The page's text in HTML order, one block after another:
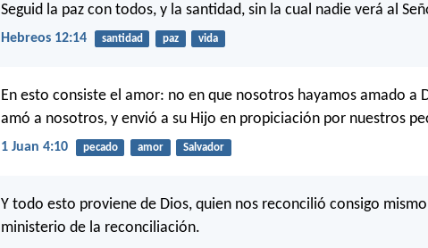
Seguid la paz con todos, y la santidad, sin la cual nadie verá al
Hebreos 12:14 santidad paz vida
En esto consiste el amor: no en que nosotros hayamos amado a
amó a nosotros, y envió a su Hijo en propiciación por nuestros
1 Juan 4:10 pecado amor Salvador
Y todo esto proviene de Dios, quien nos reconcilió consigo
ministerio de la reconciliación.